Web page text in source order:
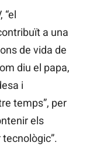
“el
a una
de vida de
diu el papa,
i
temps”, per
els